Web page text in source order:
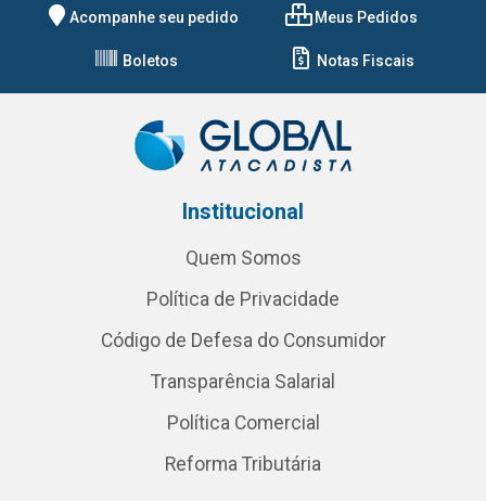
Acompanhe seu pedido Meus Pedidos
Boletos Notas Fiscais
Institucional
Quem Somos
Política de Privacidade
Código de Defesa do Consumidor
Transparência Salarial
Política Comercial
Reforma Tributária